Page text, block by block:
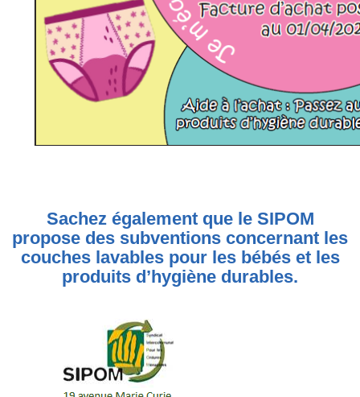
Sachez également que le SIPOM
propose des subventions concernant les
couches lavables pour les bébés et les
produits d’hygiène durables.